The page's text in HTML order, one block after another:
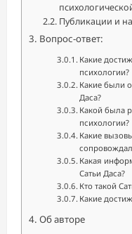
Публикации и
Вопрос-ответ:
Какие
психологии?
Какие были
Даса?
Какой была
психологии?
Какие
Какая
Сатьи Даса?
Кто такой
Какие
Об авторе